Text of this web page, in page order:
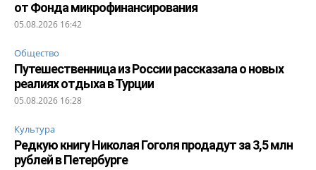
от Фонда микрофинансирования
05.08.2026 16:42
Общество
Путешественница из России рассказала о новых
реалиях отдыха в Турции
05.08.2026 16:28
Культура
Редкую книгу Николая Гоголя продадут за 3,5 млн
рублей в Петербурге